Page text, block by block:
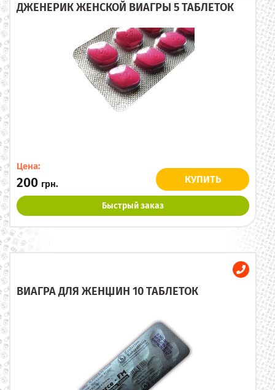
ДЖЕНЕРИК ЖЕНСКОЙ ВИАГРЫ 5 ТАБЛЕТОК
Цена:
200 грн. КУПИТЬ
Быстрый заказ
ВИАГРА ДЛЯ ЖЕНЩИН 10 ТАБЛЕТОК